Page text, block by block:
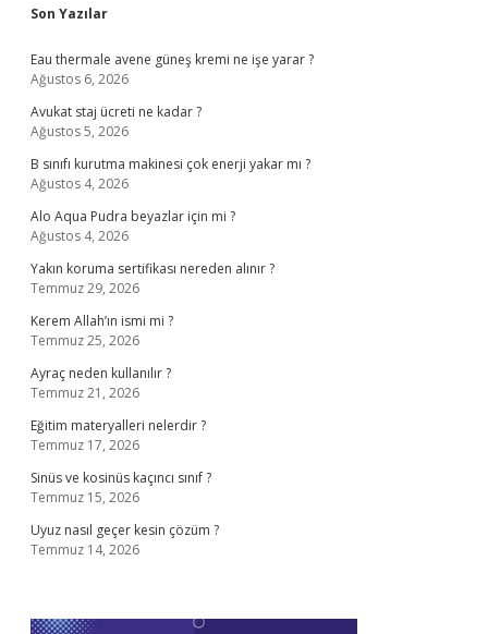
Sidebar
Son Yazılar
Eau thermale avene güneş kremi ne işe yarar ?
Ağustos 6, 2026
Avukat staj ücreti ne kadar ?
Ağustos 5, 2026
B sınıfı kurutma makinesi çok enerji yakar mı ?
Ağustos 4, 2026
Alo Aqua Pudra beyazlar için mi ?
Ağustos 4, 2026
Yakın koruma sertifikası nereden alınır ?
Temmuz 29, 2026
Kerem Allah’ın ismi mi ?
Temmuz 25, 2026
Ayraç neden kullanılır ?
Temmuz 21, 2026
Eğitim materyalleri nelerdir ?
Temmuz 17, 2026
Sinüs ve kosinüs kaçıncı sınıf ?
Temmuz 15, 2026
Uyuz nasıl geçer kesin çözüm ?
Temmuz 14, 2026